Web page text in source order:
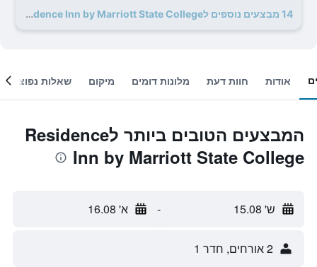
14 מבצעים נוספים לResidence Inn by Marriott State College
אודות חוות דעת מלונות דומים מיקום שאלות נפוצות
המבצעים הטובים ביותר לResidence
Inn by Marriott State College
ש' 15.08 - א' 16.08
2 אורחים, חדר 1